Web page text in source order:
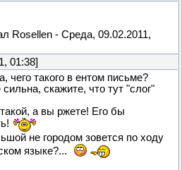
Rosellen - Среда, 09.02.2011,
01:38]
чего такого в ентом письме?
скажите, что тут "слог"
а вы ржете! Его бы
не городом зовется по ходу
языке?...